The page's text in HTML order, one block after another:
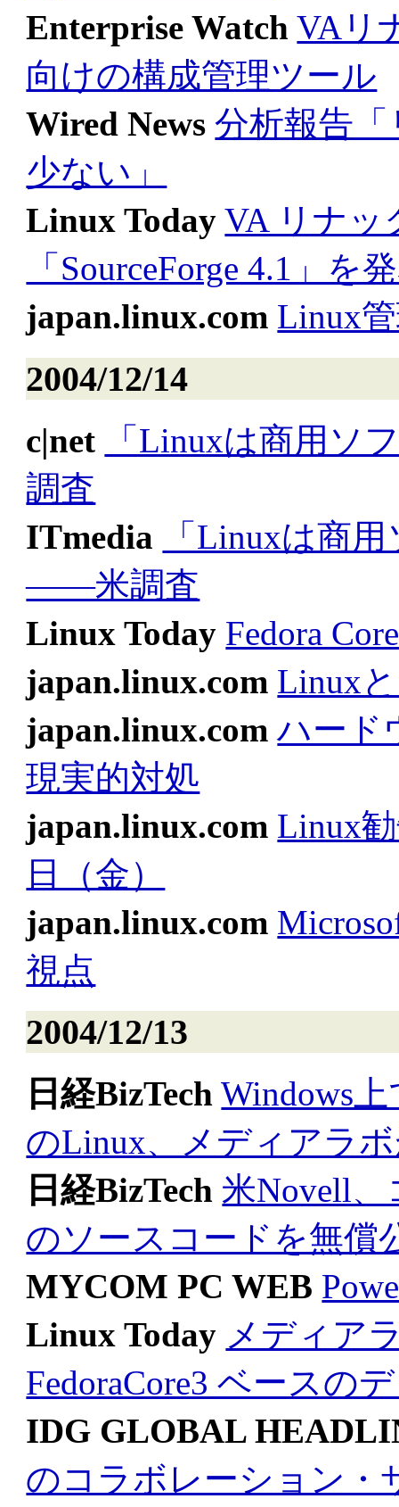
Enterprise Watch VAリ
向けの構成管理ツール
Wired News 分析報告
少ない」
Linux Today VA リナッ
「SourceForge 4.1」を
japan.linux.com Linux
2004/12/14
c|net
「Linuxは商用ソ
調査
ITmedia
「Linuxは商
――米調査
Linux Today Fedora
japan.linux.com Linux
japan.linux.com ハード
現実的対処
japan.linux.com Linux
日（金）
japan.linux.com
視点
2004/12/13
日経BizTech Windows
のLinux、メディアラ
日経BizTech 米Novell
のソースコードを無償
MYCOM PC WEB
Linux Today メディア
FedoraCore3 ベースの
IDG GLOBAL
のコラボレーション・